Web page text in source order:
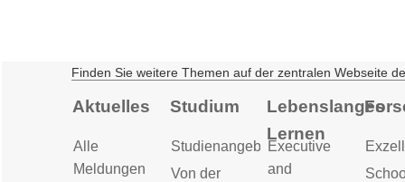
Finden Sie weitere Themen auf der zentralen Webseite
Aktuelles
Alle
Meldungen
Studium
Studienangebot
Von der
Lebenslanges
Lernen
Executive
and